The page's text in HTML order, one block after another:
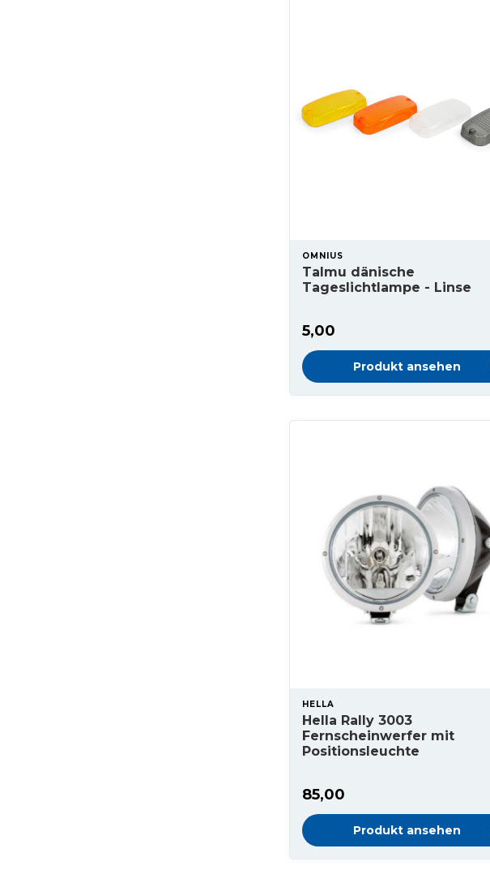
OMNIUS
Talmu dänische
Tageslichtlampe - Linse
5,00
Produkt ansehen
HELLA
Hella Rally 3003
Fernscheinwerfer mit
Positionsleuchte
85,00
Produkt ansehen